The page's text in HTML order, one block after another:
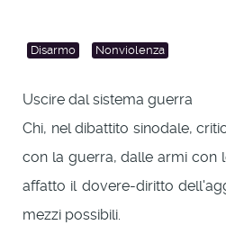
Disarmo Nonviolenza
Uscire dal sistema guerra
Chi, nel dibattito sinodale,
con la guerra, dalle armi con
affatto il dovere-diritto
mezzi possibili.